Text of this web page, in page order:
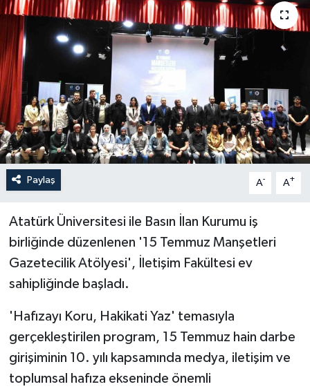
Paylaş A- A+
Atatürk Üniversitesi ile Basın İlan Kurumu iş
birliğinde düzenlenen '15 Temmuz Manşetleri
Gazetecilik Atölyesi', İletişim Fakültesi ev
sahipliğinde başladı.
'Hafızayı Koru, Hakikati Yaz' temasıyla
gerçekleştirilen program, 15 Temmuz hain darbe
girişiminin 10. yılı kapsamında medya, iletişim ve
toplumsal hafıza ekseninde önemli